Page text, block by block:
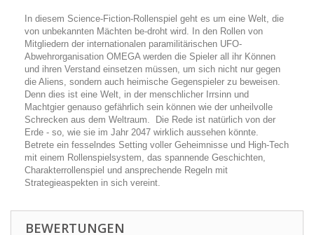
In diesem Science-Fiction-Rollenspiel geht es um eine Welt, die
von unbekannten Mächten be-droht wird. In den Rollen von
Mitgliedern der internationalen paramilitärischen UFO-
Abwehrorganisation OMEGA werden die Spieler all ihr Können
und ihren Verstand einsetzen müssen, um sich nicht nur gegen
die Aliens, sondern auch heimische Gegenspieler zu beweisen.
Denn dies ist eine Welt, in der menschlicher Irrsinn und
Machtgier genauso gefährlich sein können wie der unheilvolle
Schrecken aus dem Weltraum. Die Rede ist natürlich von der
Erde - so, wie sie im Jahr 2047 wirklich aussehen könnte.
Betrete ein fesselndes Setting voller Geheimnisse und High-Tech
mit einem Rollenspielsystem, das spannende Geschichten,
Charakterrollenspiel und ansprechende Regeln mit
Strategieaspekten in sich vereint.
BEWERTUNGEN